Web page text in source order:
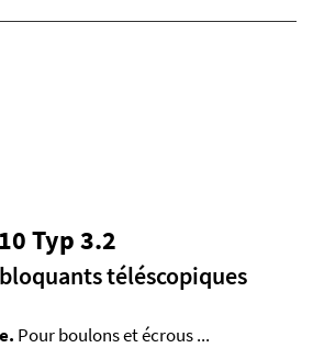
Typ 3.2
téléscopiques
Pour boulons et écrous ...